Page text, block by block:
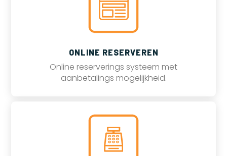
ONLINE RESERVEREN
Online reserverings systeem met
aanbetalings mogelijkheid.